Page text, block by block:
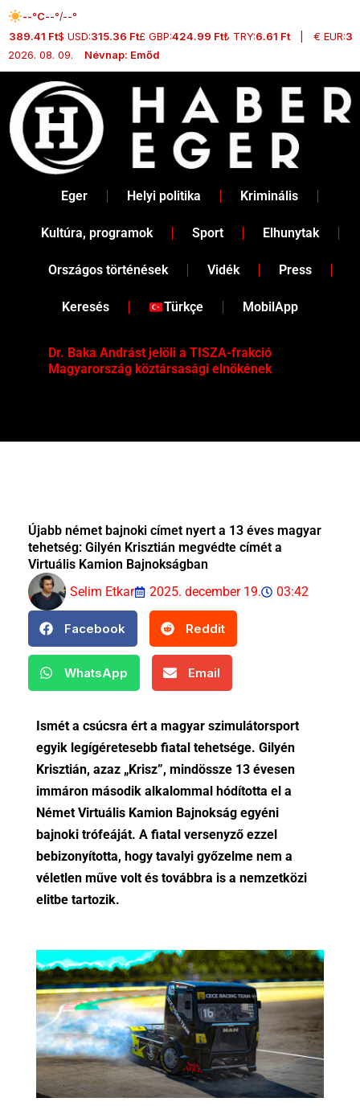
Skip
to
content
--°C--°/--°
389.41 Ft$ USD:315.36 Ft£ GBP:424.99 Ft₺ TRY:6.61 Ft| € EUR:
2026. 08. 09.
Névnap: Emőd
Eger Helyi politika Kriminális
Kultúra, programok Sport Elhunytak
Országos történések Vidék Press
Keresés Türkçe MobilApp
Dr. Baka Andrást jelöli a TISZA-frakció
Magyarország köztársasági elnökének
Újabb német bajnoki címet nyert a 13 éves magyar
tehetség: Gilyén Krisztián megvédte címét a
Virtuális Kamion Bajnokságban
Selim Etkar
2025. december 19. 03:42
Facebook Reddit
WhatsApp Email
Ismét a csúcsra ért a magyar szimulátorsport
egyik legígéretesebb fiatal tehetsége. Gilyén
Krisztián, azaz „Krisz”, mindössze 13 évesen
immáron második alkalommal hódította el a
Német Virtuális Kamion Bajnokság egyéni
bajnoki trófeáját. A fiatal versenyző ezzel
bebizonyította, hogy tavalyi győzelme nem a
véletlen műve volt és továbbra is a nemzetközi
elitbe tartozik.